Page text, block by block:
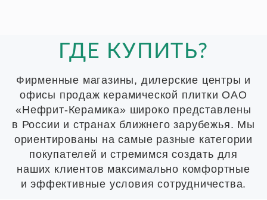
ГДЕ КУПИТЬ?
Фирменные магазины, дилерские центры и
офисы продаж керамической плитки ОАО
«Нефрит-Керамика» широко представлены
в России и странах ближнего зарубежья. Мы
ориентированы на самые разные категории
покупателей и стремимся создать для
наших клиентов максимально комфортные
и эффективные условия сотрудничества.